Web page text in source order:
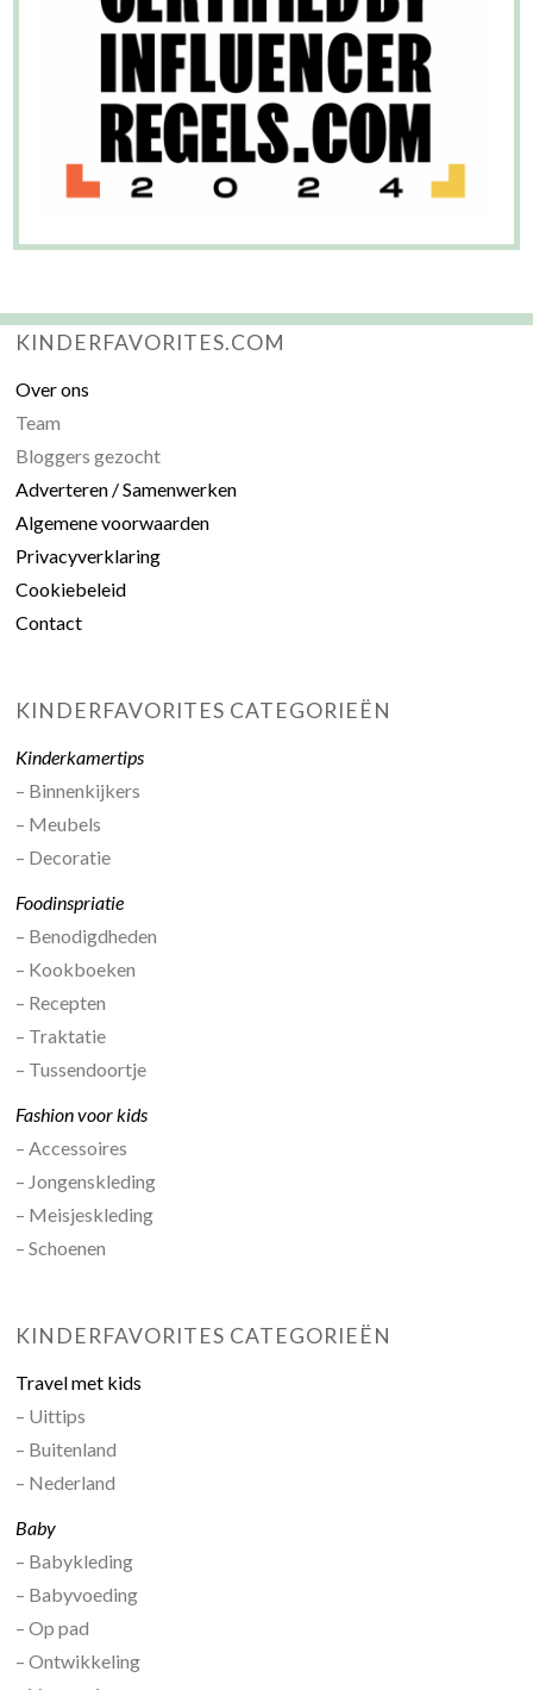
KINDERFAVORITES.COM
Over ons
Team
Bloggers gezocht
Adverteren / Samenwerken
Algemene voorwaarden
Privacyverklaring
Cookiebeleid
Contact
KINDERFAVORITES CATEGORIEËN
Kinderkamertips
– Binnenkijkers
– Meubels
– Decoratie
Foodinspriatie
– Benodigdheden
– Kookboeken
– Recepten
– Traktatie
– Tussendoortje
Fashion voor kids
– Accessoires
– Jongenskleding
– Meisjeskleding
– Schoenen
KINDERFAVORITES CATEGORIEËN
Travel met kids
– Uittips
– Buitenland
– Nederland
Baby
– Babykleding
– Babyvoeding
– Op pad
– Ontwikkeling